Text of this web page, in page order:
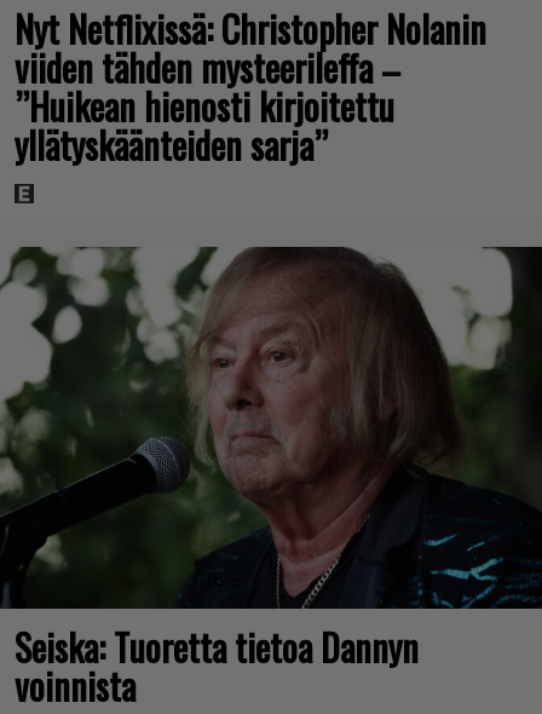
Nyt Netflixissä: Christopher Nolanin
viiden tähden mysteerileffa –
”Huikean hienosti kirjoitettu
yllätyskäänteiden sarja”
Seiska: Tuoretta tietoa Dannyn
voinnista